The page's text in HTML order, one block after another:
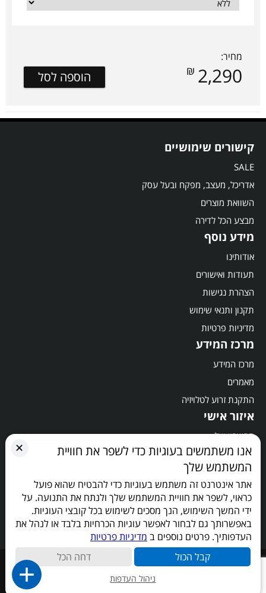
מחיר:
2,290
₪ הוספה לסל
קישורים שימושיים
SALE
אדריכל, מעצב, מפקח ובעל עסק
השוואת מוצרים
מבצע הכל לדירה
מידע נוסף
אודותינו
תעודות ואישורים
הצהרת נגישות
תקנון ותנאי שימוש
מדיניות פרטיות
מרכז המידע
מרכז המידע
מאמרים
התקנת זרוע לטלויזיה
איזור אישי
החשבון שלי
סל קניות
תשלום
הישארו מעודכנים
כל הזכויות שמורות © 2026
✕
אנו משתמשים בעוגיות כדי לשפר את חוויית
המשתמש שלך
אתר אינטרנט זה משתמש בעוגיות כדי להבטיח שהוא פועל
כראוי, לשפר את חוויית המשתמש שלך ולנתח את התנועה. על
ידי המשך השימוש, הנך מסכים לשימוש בכל קובצי העוגיות.
באפשרותך גם לבחור לאפשר עוגיות הכרחיות בלבד או לנהל את
העדפותיך. פרטים נוספים ב מדיניות פרטיות
קבל הכול
דחה הכל
ניהול העדפות